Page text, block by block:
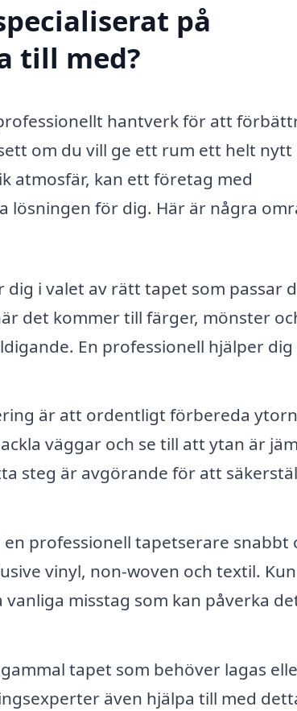
på
till med?
hantverk för att
om du vill ge ett rum ett helt nytt
atmosfär, kan ett företag med
lösningen för dig. Här är några
i valet av rätt tapet som passar
det kommer till färger, mönster
En professionell hjälper dig
är att ordentligt förbereda
väggar och se till att ytan är
steg är avgörande för att
professionell tapetserare snabbt
misstag som kan påverka
tapet som behöver lagas
även hjälpa till med